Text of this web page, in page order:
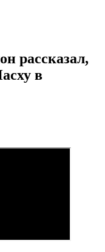
рассказал,
в